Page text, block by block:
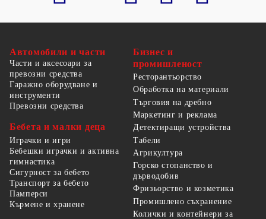
Автомобили и части
Части и аксесоари за
превозни средства
Гаражно оборудване и
инструменти
Превозни средства
Бебета и малки деца
Играчки и игри
Бебешки играчки и активна
гимнастика
Сигурност за бебето
Транспорт за бебето
Памперси
Кърмене и хранене
Бизнес и
промишленост
Ресторантьорство
Обработка на материали
Търговия на дребно
Маркетинг и реклама
Детектиращи устройства
Табели
Агрикултура
Горско стопанство и
дърводобив
Фризьорство и козметика
Промишлено съхранение
Колички и контейнери за